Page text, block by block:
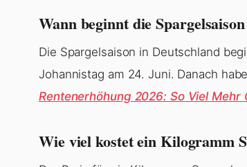
Wann beginnt die
Die Spargelsaison in Deutschland
Johannistag am 24. Juni. Danach
Rentenerhöhung 2026: So Viel Mehr
Wie viel kostet ein Kilogramm